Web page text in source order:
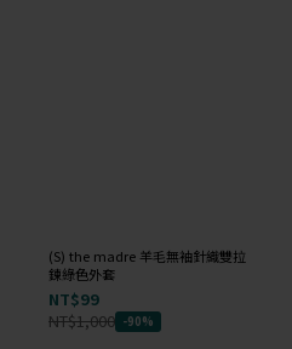
(S) the madre 羊毛無袖針織雙拉
鍊綠色外套
NT$99
NT$1,000 -90%